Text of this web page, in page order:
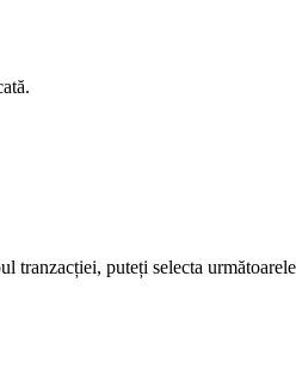
tranzacției, puteți selecta